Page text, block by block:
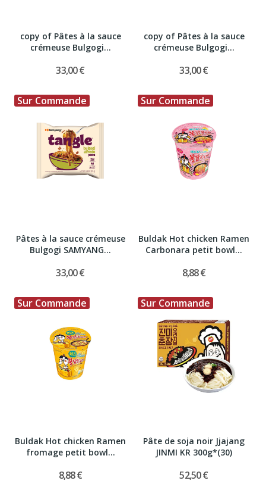
copy of Pâtes à la sauce
crémeuse Bulgogi...
33,00 €
copy of Pâtes à la sauce
crémeuse Bulgogi...
33,00 €
Sur Commande
Pâtes à la sauce crémeuse
Bulgogi SAMYANG...
33,00 €
Sur Commande
Buldak Hot chicken Ramen
Carbonara petit bowl...
8,88 €
Sur Commande
Buldak Hot chicken Ramen
fromage petit bowl...
8,88 €
Sur Commande
Pâte de soja noir Jjajang
JINMI KR 300g*(30)
52,50 €